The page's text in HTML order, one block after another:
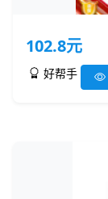
102.8元
好帮手